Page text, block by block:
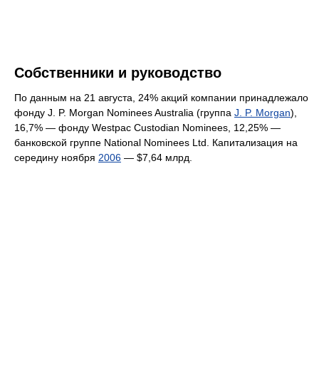
Собственники и руководство
По данным на 21 августа, 24% акций компании принадлежало
фонду J. P. Morgan Nominees Australia (группа J. P. Morgan),
16,7% — фонду Westpac Custodian Nominees, 12,25% —
банковской группе National Nominees Ltd. Капитализация на
середину ноября 2006 — $7,64 млрд.